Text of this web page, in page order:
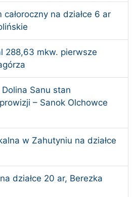
całoroczny na działce 6 ar
288,63 mkw. pierwsze
Sanu stan
– Sanok Olchowce
w Zahutyniu na działce
działce 20 ar, Berezka